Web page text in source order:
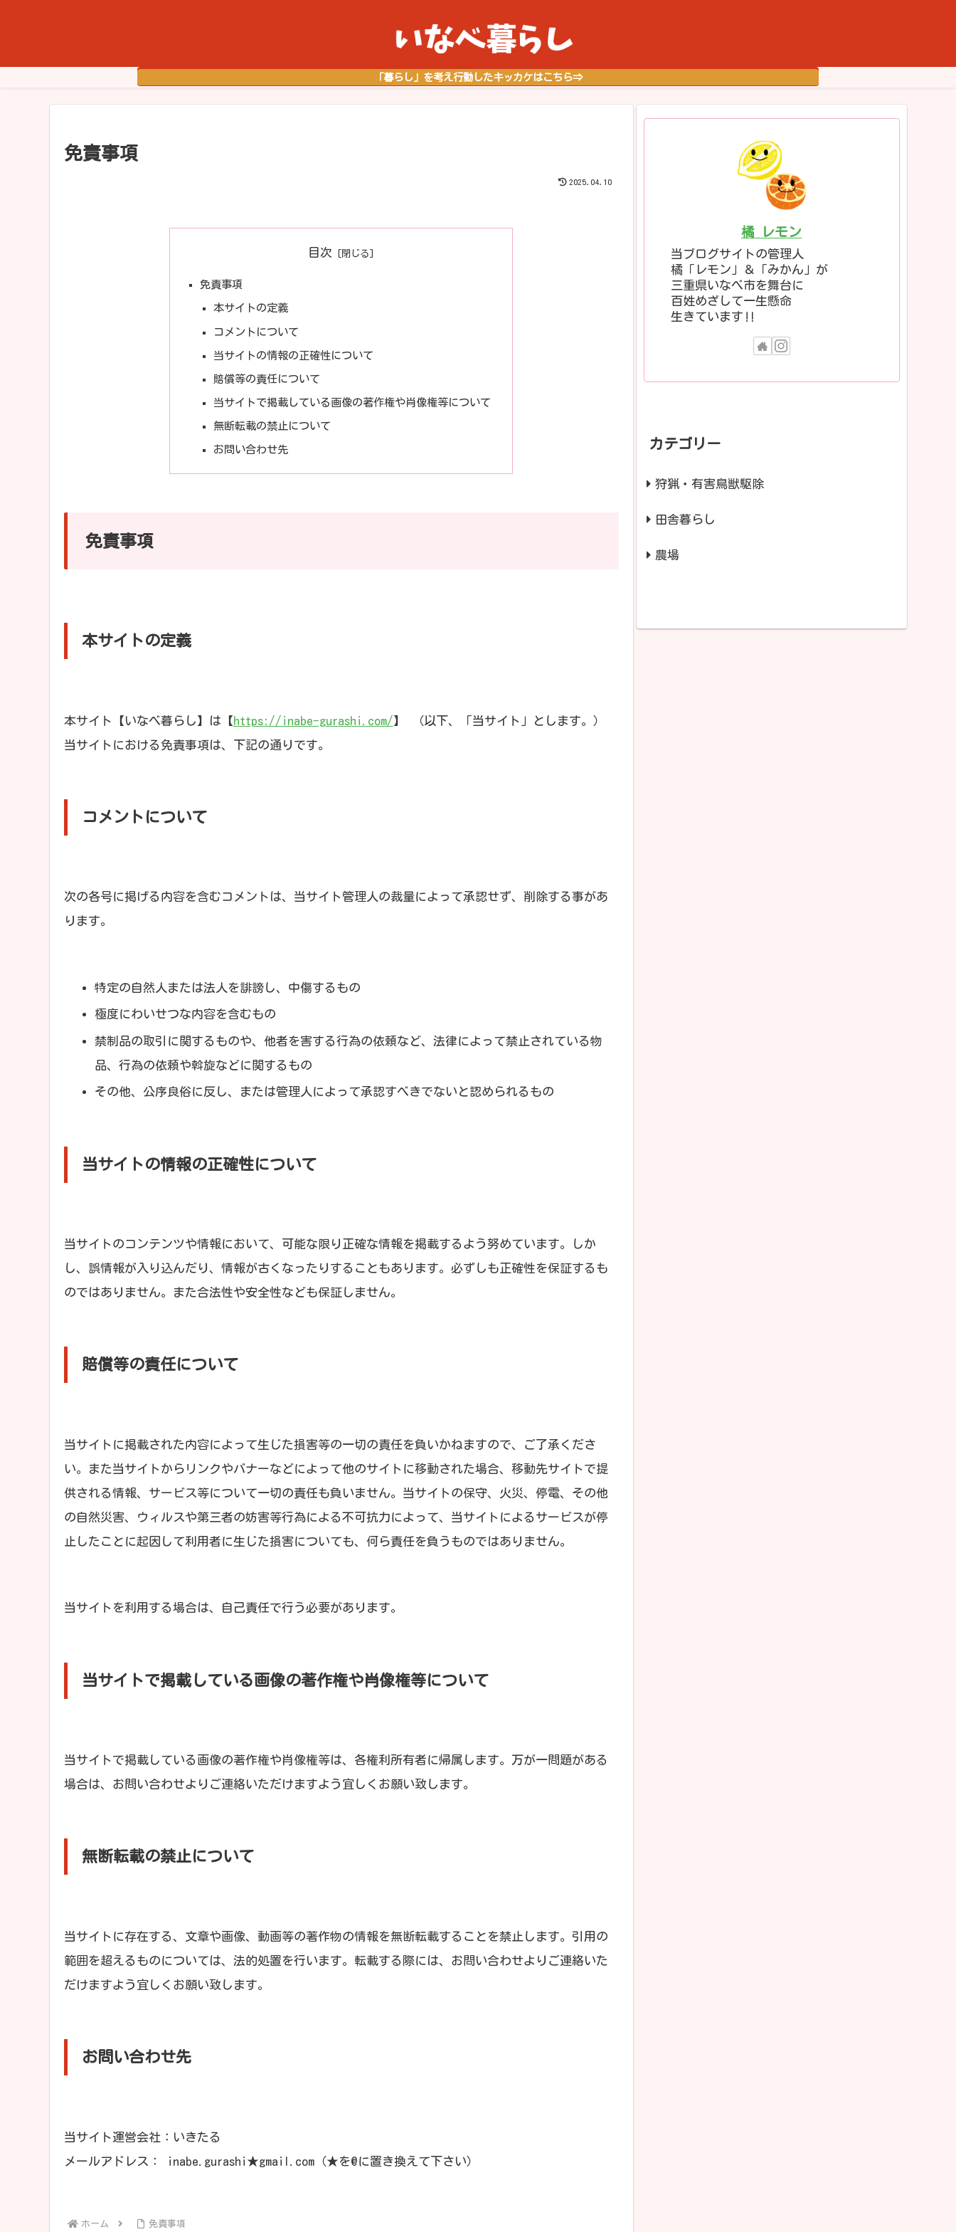
「暮らし」を考え行動したキッカケはこちら⇒
免責事項
2025.04.10
目次
免責事項
本サイトの定義
コメントについて
当サイトの情報の正確性について
賠償等の責任について
当サイトで掲載している画像の著作権や肖像権等について
無断転載の禁止について
お問い合わせ先
免責事項
本サイトの定義
本サイト【いなべ暮らし】は【https://inabe-gurashi.com/】 （以下、「当サイト」とします。）
当サイトにおける免責事項は、下記の通りです。
コメントについて
次の各号に掲げる内容を含むコメントは、当サイト管理人の裁量によって承認せず、削除する事があ
ります。
特定の自然人または法人を誹謗し、中傷するもの
極度にわいせつな内容を含むもの
禁制品の取引に関するものや、他者を害する行為の依頼など、法律によって禁止されている物
品、行為の依頼や斡旋などに関するもの
その他、公序良俗に反し、または管理人によって承認すべきでないと認められるもの
当サイトの情報の正確性について
当サイトのコンテンツや情報において、可能な限り正確な情報を掲載するよう努めています。しか
し、誤情報が入り込んだり、情報が古くなったりすることもあります。必ずしも正確性を保証するも
のではありません。また合法性や安全性なども保証しません。
賠償等の責任について
当サイトに掲載された内容によって生じた損害等の一切の責任を負いかねますので、ご了承くださ
い。また当サイトからリンクやバナーなどによって他のサイトに移動された場合、移動先サイトで提
供される情報、サービス等について一切の責任も負いません。当サイトの保守、火災、停電、その他
の自然災害、ウィルスや第三者の妨害等行為による不可抗力によって、当サイトによるサービスが停
止したことに起因して利用者に生じた損害についても、何ら責任を負うものではありません。
当サイトを利用する場合は、自己責任で行う必要があります。
当サイトで掲載している画像の著作権や肖像権等について
当サイトで掲載している画像の著作権や肖像権等は、各権利所有者に帰属します。万が一問題がある
場合は、お問い合わせよりご連絡いただけますよう宜しくお願い致します。
無断転載の禁止について
当サイトに存在する、文章や画像、動画等の著作物の情報を無断転載することを禁止します。引用の
範囲を超えるものについては、法的処置を行います。転載する際には、お問い合わせよりご連絡いた
だけますよう宜しくお願い致します。
お問い合わせ先
当サイト運営会社：いきたる
メールアドレス： inabe.gurashi★gmail.com（★を@に置き換えて下さい）
ホーム 免責事項
橘 レモン
当ブログサイトの管理人
橘「レモン」＆「みかん」が
三重県いなべ市を舞台に
百姓めざして一生懸命
生きています‼
カテゴリー
狩猟・有害鳥獣駆除
田舎暮らし
農場